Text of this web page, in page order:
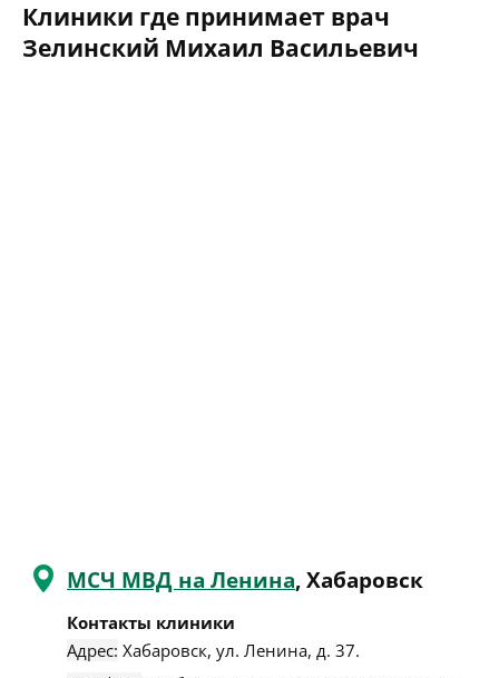
Клиники где принимает врач
Зелинский Михаил Васильевич
МСЧ МВД на Ленина, Хабаровск
Контакты клиники
Адрес: Хабаровск, ул. Ленина, д. 37.